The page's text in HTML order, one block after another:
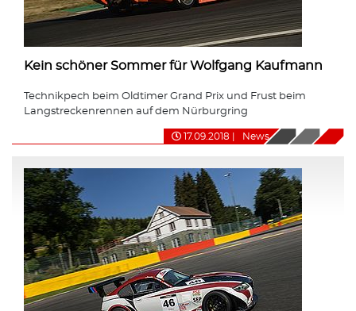
Kein schöner Sommer für Wolfgang Kaufmann
Technikpech beim Oldtimer Grand Prix und Frust beim
Langstreckenrennen auf dem Nürburgring
17.09.2018 News